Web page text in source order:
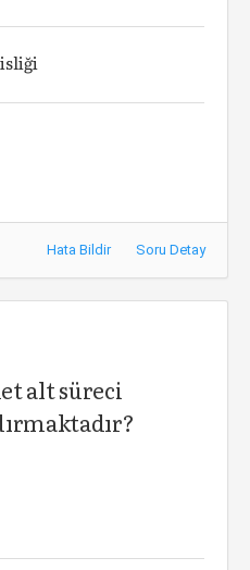
Hata Bildir Soru Detay
alt süreci